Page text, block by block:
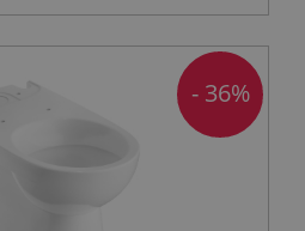
- 36%